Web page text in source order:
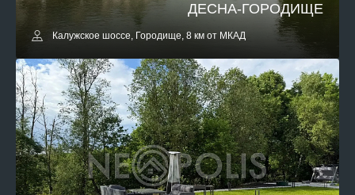
ДЕСНА-ГОРОДИЩЕ
Калужское шоссе, Городище, 8 км от МКАД